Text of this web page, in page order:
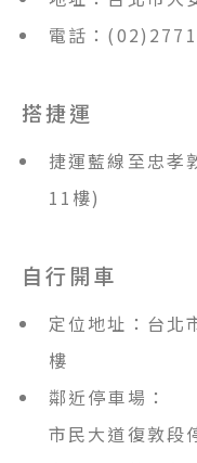
海
電話：
搭捷運
捷運藍線至忠孝
11樓)
自行開車
定位地址：台北
樓
鄰近停車場：
市民大道復敦段